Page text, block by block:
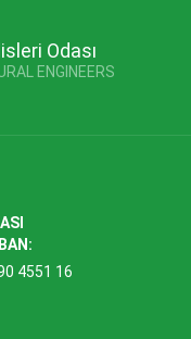
Odası
ENGINEERS
4551 16